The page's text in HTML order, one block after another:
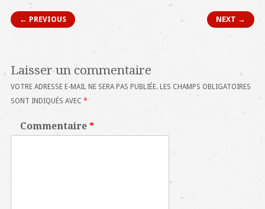
Post navigation
← PREVIOUS NEXT →
Laisser un commentaire
VOTRE ADRESSE E-MAIL NE SERA PAS PUBLIÉE. LES CHAMPS OBLIGATOIRES
SONT INDIQUÉS AVEC *
Commentaire*